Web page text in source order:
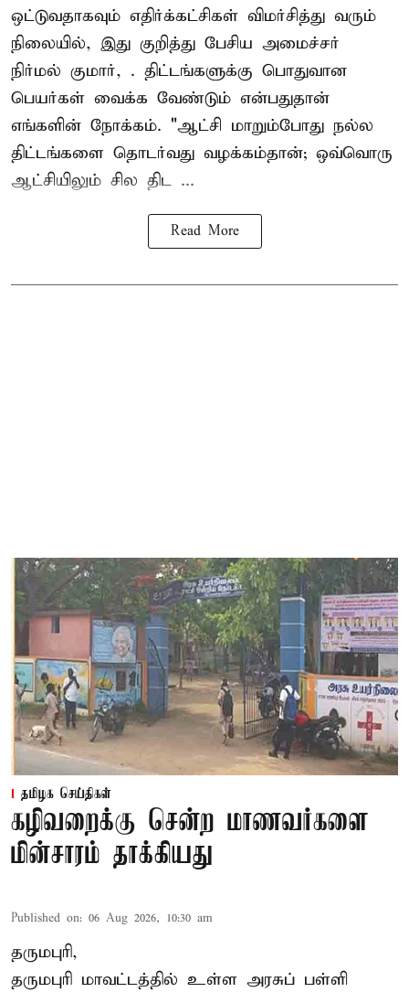
ஒட்டுவதாகவும் எதிர்க்கட்சிகள் விமர்சித்து வரும்
நிலையில், இது குறித்து பேசிய அமைச்சர்
நிர்மல் குமார், . திட்டங்களுக்கு பொதுவான
பெயர்கள் வைக்க வேண்டும் என்பதுதான்
எங்களின் நோக்கம். "ஆட்சி மாறும்போது நல்ல
திட்டங்களை தொடர்வது வழக்கம்தான்; ஒவ்வொரு
ஆட்சியிலும் சில திட ...
Read More
தமிழக செய்திகள்
கழிவறைக்கு சென்ற மாணவர்களை
மின்சாரம் தாக்கியது
Published on: 06 Aug 2026, 10:30 am
தருமபுரி,
தருமபுரி மாவட்டத்தில் உள்ள அரசுப் பள்ளி